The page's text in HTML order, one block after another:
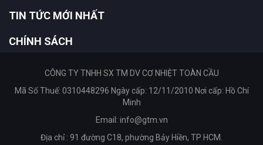
TIN TỨC MỚI NHẤT
CHÍNH SÁCH
CÔNG TY TNHH SX TM DV CƠ NHIỆT TOÀN CẦU
Mã Số Thuế: 0310448296 Ngày cấp: 12/11/2010 Nơi cấp: Hồ Chí
Minh
Email: info@gtm.vn
Địa chỉ : 91 đường C18, phường Bảy Hiền, TP HCM.